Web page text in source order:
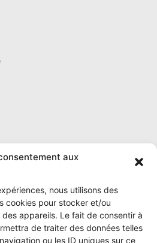
aux
nous utilisons des
cookies pour stocker et/ou
appareils. Le fait de consentir à
de traiter des données telles
ou les ID uniques sur ce